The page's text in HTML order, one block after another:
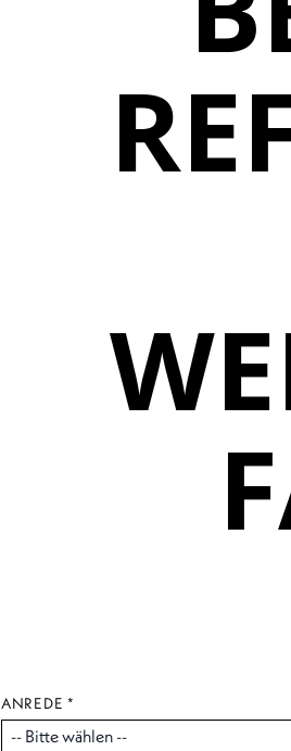
ANREDE *